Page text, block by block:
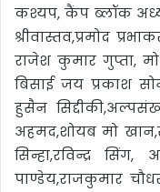
कश्यप, कैंप ब्लॉक
श्रीवास्तव,प्रमोद
राजेश कुमार गुप्ता, मो
बिसाई जय प्रकाश
हुसैन
अहमद,शोयब मो
सिन्हा,रविन्द्र
पाण्डेय,राजकुमार